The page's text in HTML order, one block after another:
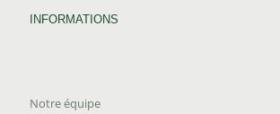
INFORMATIONS
Notre équipe